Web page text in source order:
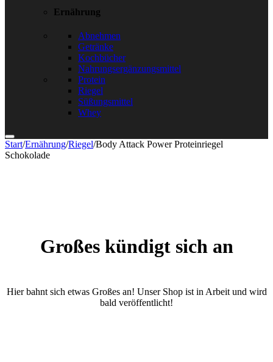
Ernährung
Abnehmen
Getränke
Kochbücher
Nahrungsergänzungsmittel
Protein
Riegel
Süßungsmittel
Whey
Start/Ernährung/Riegel/Body Attack Power Proteinriegel
Schokolade
Großes kündigt sich an
Hier bahnt sich etwas Großes an! Unser Shop ist in Arbeit und wird
bald veröffentlicht!